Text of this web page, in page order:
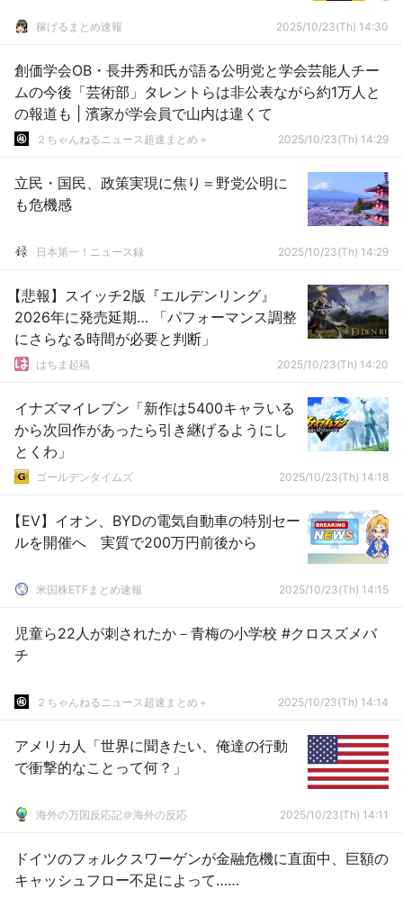
稼げるまとめ速報 2025/10/23(Th) 14:30
創価学会OB・長井秀和氏が語る公明党と学会芸能人チー
ムの今後「芸術部」タレントらは非公表ながら約1万人と
の報道も | 濱家が学会員で山内は違くて
２ちゃんねるニュース超速まとめ＋ 2025/10/23(Th) 14:29
立民・国民、政策実現に焦り＝野党公明に
も危機感
日本第一！ニュース録 2025/10/23(Th) 14:29
【悲報】スイッチ2版『エルデンリング』
2026年に発売延期… 「パフォーマンス調整
にさらなる時間が必要と判断」
はちま起稿 2025/10/23(Th) 14:20
イナズマイレブン「新作は5400キャラいる
から次回作があったら引き継げるようにし
とくわ」
ゴールデンタイムズ 2025/10/23(Th) 14:18
【EV】イオン、BYDの電気自動車の特別セー
ルを開催へ 実質で200万円前後から
米国株ETFまとめ速報 2025/10/23(Th) 14:15
児童ら22人が刺されたか－青梅の小学校 #クロスズメバ
チ
２ちゃんねるニュース超速まとめ＋ 2025/10/23(Th) 14:14
アメリカ人「世界に聞きたい、俺達の行動
で衝撃的なことって何？」
海外の万国反応記＠海外の反応 2025/10/23(Th) 14:11
ドイツのフォルクスワーゲンが金融危機に直面中、巨額の
キャッシュフロー不足によって……